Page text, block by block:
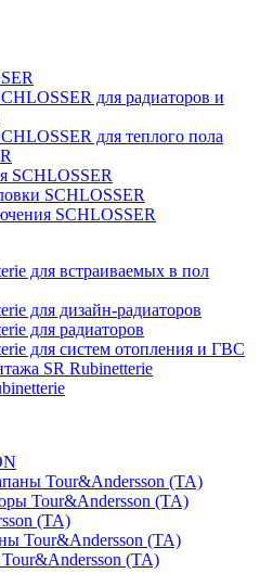
для радиаторов и
для теплого пола
SCHLOSSER
SCHLOSSER
SCHLOSSER
для встраиваемых в пол
для дизайн-радиаторов
для радиаторов
для систем отопления и ГВС
SR Rubinetterie
Tour&Andersson (TA)
Tour&Andersson (TA)
(TA)
Tour&Andersson (TA)
(TA)